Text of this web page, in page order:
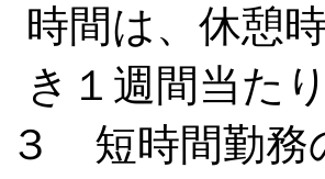
時間は、休憩
き１週間当た
３ 短時間勤務